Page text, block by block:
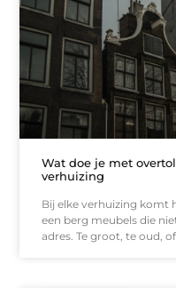
Wat doe je met
verhuizing
Bij elke verhuizing komt
een berg meubels die
adres. Te groot, te oud,